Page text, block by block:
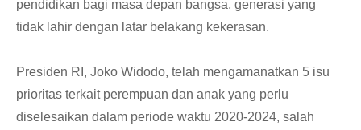
pendidikan bagi masa depan bangsa, generasi yang
tidak lahir dengan latar belakang kekerasan.
Presiden RI, Joko Widodo, telah mengamanatkan 5 isu
prioritas terkait perempuan dan anak yang perlu
diselesaikan dalam periode waktu 2020-2024, salah